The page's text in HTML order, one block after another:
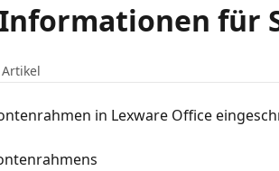
für
in Lexware Office